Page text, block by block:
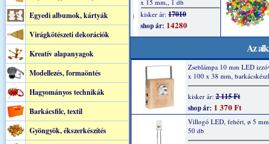
Egyedi albumok, kártyák
Virágkötészeti dekorációk
Kreatív alapanyagok
Modellezés, formaöntés
Hagyományos technikák
Barkácsfilc, textil
Gyöngyök, ékszerkészítés
Az
Zseblámpa 10 mm LED
x 100 x 38 mm,
kisker ár: 2 115 Ft
shop ár: 1 370 Ft
Villogó LED, fehért, ø 5
50 db